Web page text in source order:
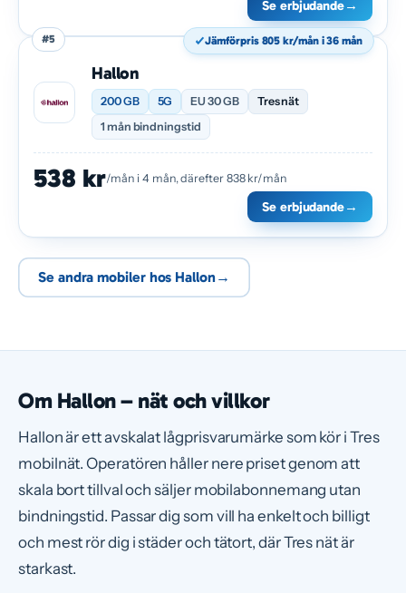
Se erbjudande→
#5
Hallon
200 GB 5G EU 30 GB
Tres nät
1 mån bindningstid
Jämförpris 805 kr/mån i 36 mån
538 kr/mån i 4 mån, därefter 838 kr/mån
Se erbjudande→
Se andra mobiler hos Hallon→
Om Hallon – nät och villkor
Hallon är ett avskalat lågprisvarumärke som kör i Tres
mobilnät. Operatören håller nere priset genom att
skala bort tillval och säljer mobilabonnemang utan
bindningstid. Passar dig som vill ha enkelt och billigt
och mest rör dig i städer och tätort, där Tres nät är
starkast.